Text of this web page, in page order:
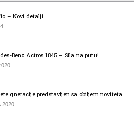
– Novi detalji
Benz Actros 1845 – Sila na putu!
gneracije predstavljen sa obiljem noviteta